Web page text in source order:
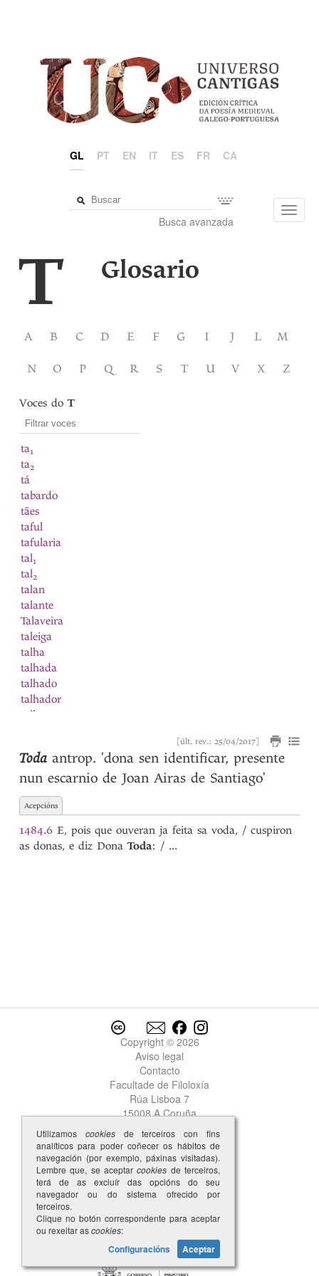
GL PT EN IT ES FR CA
Busca avanzada
T Glosario
A B C D E F G I J L M
N O P Q R S T U V X Z
Voces doT
ta1
ta2
tá
tabardo
tães
taful
tafularia
tal1
tal2
talan
talante
Talaveira
taleiga
talha
talhada
talhado
talhador
talhar
tamanho
tamanna
tamanno
Tamariz
tamben
tarde
tavolado
tecedor
tecer
teer
tẽer
teito
Teles
[últ. rev.: 25/04/2017]
Toda antrop. 'dona sen identificar, presente
nun escarnio de Joan Airas de Santiago'
Acepcións
1484.6 E, pois que ouveran ja feita sa voda, / cuspiron
as donas, e diz DonaToda: / ...
Copyright © 2026
Aviso legal
Contacto
Facultade de Filoloxía
Rúa Lisboa 7
15008 A Coruña
Utilizamos cookiesde terceiros con fins
analíticos para poder coñecer os hábitos de
navegación (por exemplo, páxinas visitadas).
Lembre que, se aceptarcookies de terceiros,
terá de as excluír das opcións do seu
navegador ou do sistema ofrecido por
terceiros.
Clique no botón correspondente para aceptar
ou rexeitar ascookies:
Configuracións Aceptar